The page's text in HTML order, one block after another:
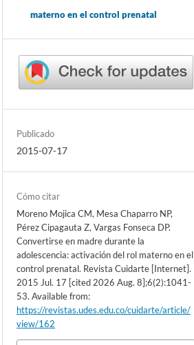
materno en el control prenatal
Publicado
2015-07-17
Cómo citar
Moreno Mojica CM, Mesa Chaparro NP,
Pérez Cipagauta Z, Vargas Fonseca DP.
Convertirse en madre durante la
adolescencia: activación del rol materno en el
control prenatal. Revista Cuidarte [Internet].
2015 Jul. 17 [cited 2026 Aug. 8];6(2):1041-
53. Available from:
https://revistas.udes.edu.co/cuidarte/article/
view/162